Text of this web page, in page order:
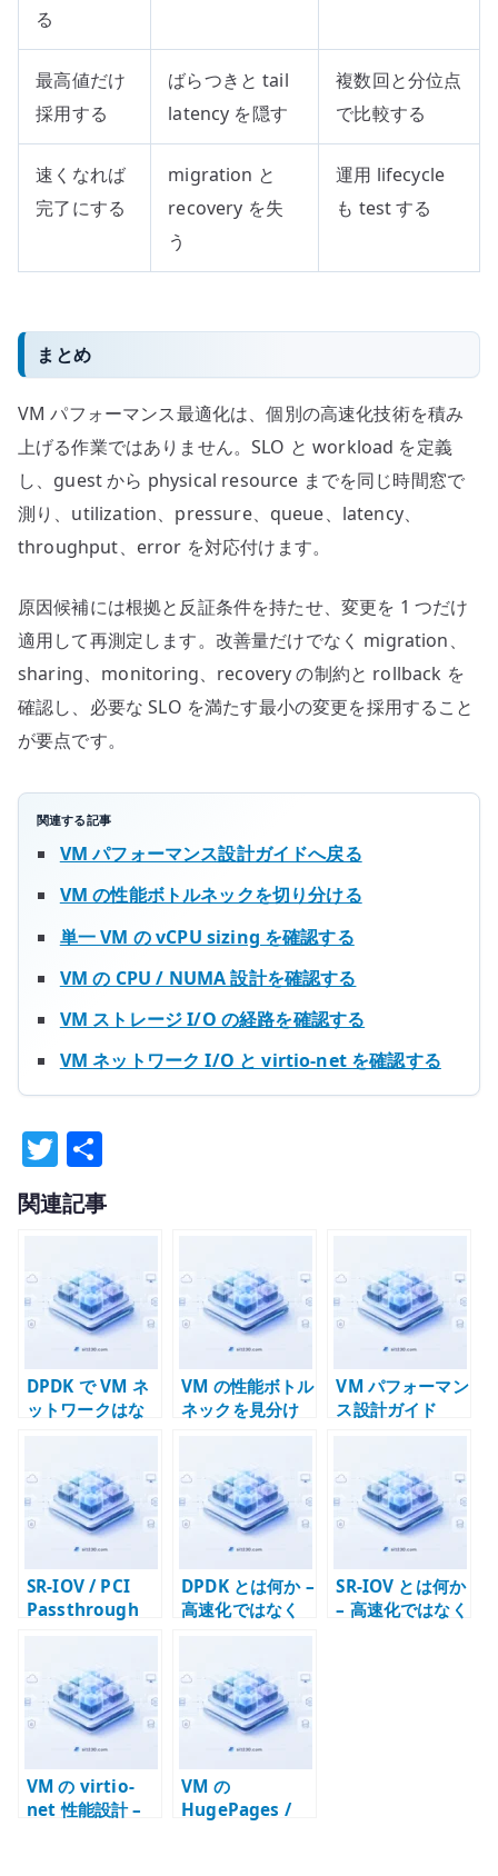
る
最高値だけ
採用する
ばらつきと tail
latency を隠す
複数回と分位点
で比較する
速くなれば
完了にする
migration と
recovery を失
う
運用 lifecycle
も test する
まとめ
VM パフォーマンス最適化は、個別の高速化技術を積み
上げる作業ではありません。SLO と workload を定義
し、guest から physical resource までを同じ時間窓で
測り、utilization、pressure、queue、latency、
throughput、error を対応付けます。
原因候補には根拠と反証条件を持たせ、変更を 1 つだけ
適用して再測定します。改善量だけでなく migration、
sharing、monitoring、recovery の制約と rollback を
確認し、必要な SLO を満たす最小の変更を採用すること
が要点です。
関連する記事
VM パフォーマンス設計ガイドへ戻る
VM の性能ボトルネックを切り分ける
単一 VM の vCPU sizing を確認する
VM の CPU / NUMA 設計を確認する
VM ストレージ I/O の経路を確認する
VM ネットワーク I/O と virtio-net を確認する
T
w
it
r
有
関連記事
DPDK で VM ネ
ットワークはな
と NFV
dataplane
VM の性能ボトル
ネックを見分け
の切り分け
VM パフォーマン
ス設計ガイド
SR-IOV / PCI
Passthrough
る考え方 – 仮想
化レイヤを迂回
する設計
DPDK とは何か –
高速化ではなく
術
SR-IOV とは何か
– 高速化ではなく
VM の virtio-
net 性能設計 –
VM の
HugePages /